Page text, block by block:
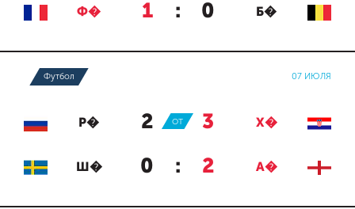
Ф� 1 : 0 Б�
Футбол 07 ИЮЛЯ
Р� 2 : 3 Х�
ОТ
Ш� 0 : 2 А�